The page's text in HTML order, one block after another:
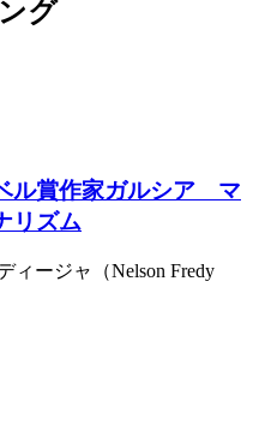
グ
ル賞作家ガルシア゠マ
リズム
ィージャ（Nelson Fredy